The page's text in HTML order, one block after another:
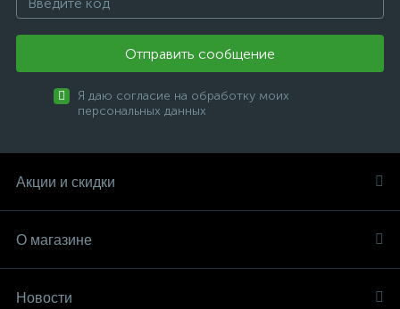
Отправить сообщение
Я даю согласие на обработку моих
персональных данных
Акции и скидки
О магазине
Новости